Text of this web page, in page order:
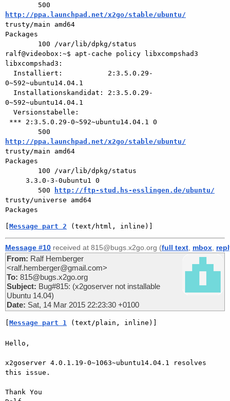
http://ppa.launchpad.net/x2go/stable/ubuntu/
trusty/main amd64
Packages
ralf@videobox:~$ apt-cache policy libxcompshad3
libxcompshad3:
0~592~ubuntu14.04.1
0~592~ubuntu14.04.1
http://ppa.launchpad.net/x2go/stable/ubuntu/
trusty/main amd64
Packages
        500
http://ftp-stud.hs-esslingen.de/ubuntu/
trusty/universe amd64
[Message part 2 (text/html, inline)]
Message #10 received at 815@bugs.x2go.org (full text mbox
From: Ralf Hemberger
<ralf.hemberger@gmail.com>
To: 815@bugs.x2go.org
Subject: Bug#815: (x2goserver not installable
Ubuntu 14.04)
Date: Sat, 14 Mar 2015 22:23:30 +0100
[Message part 1 (text/plain, inline)]
Hello,
x2goserver 4.0.1.19-0~1063~ubuntu14.04.1 resolves
this issue.
Thank You